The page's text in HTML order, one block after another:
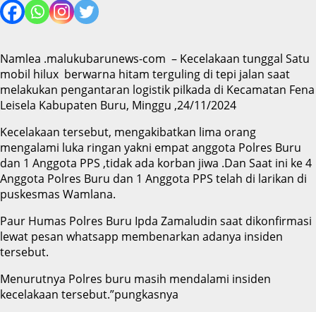
Namlea .malukubarunews-com – Kecelakaan tunggal Satu
mobil hilux berwarna hitam terguling di tepi jalan saat
melakukan pengantaran logistik pilkada di Kecamatan Fena
Leisela Kabupaten Buru, Minggu ,24/11/2024
Kecelakaan tersebut, mengakibatkan lima orang
mengalami luka ringan yakni empat anggota Polres Buru
dan 1 Anggota PPS ,tidak ada korban jiwa .Dan Saat ini ke 4
Anggota Polres Buru dan 1 Anggota PPS telah di larikan di
puskesmas Wamlana.
Paur Humas Polres Buru Ipda Zamaludin saat dikonfirmasi
lewat pesan whatsapp membenarkan adanya insiden
tersebut.
Menurutnya Polres buru masih mendalami insiden
kecelakaan tersebut.”pungkasnya